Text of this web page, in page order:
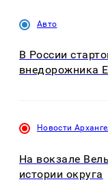
Авто
В России
внедорожника
Новости
На вокзале
истории округа